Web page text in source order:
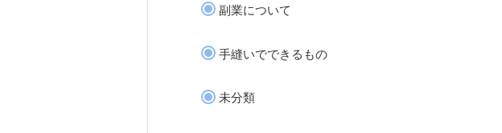
副業について
手縫いでできるもの
未分類